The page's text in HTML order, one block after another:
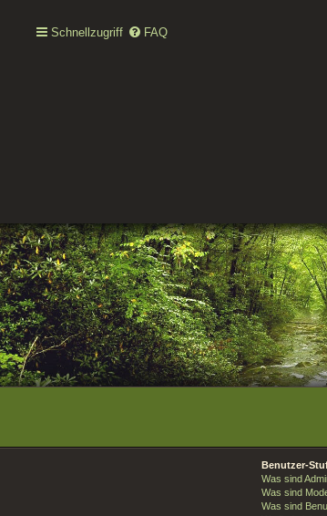
Schnellzugriff FAQ
Benutzer-
Was sind
Was sind
Was sind